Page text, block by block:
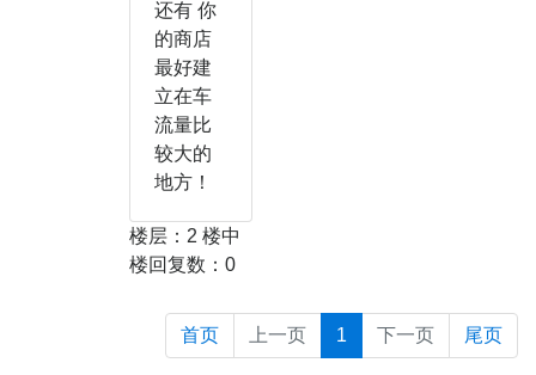
还有 你
的商店
最好建
立在车
流量比
较大的
地方！
楼层：2 楼中
楼回复数：0
首页 上一页 1 下一页 尾页